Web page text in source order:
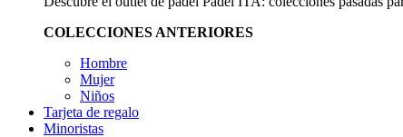
COLECCIONES ANTERIORES
Hombre
Mujer
Niños
Tarjeta de regalo
Minoristas